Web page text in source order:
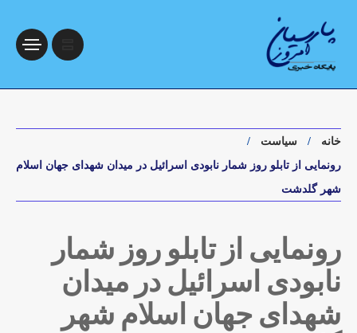
خانه
سیاست
رونمایی از تابلو روز شمار نابودی اسرائیل در میدان شهدای جهان اسلام
شهر گلدشت
رونمایی از تابلو روز شمار
نابودی اسرائیل در میدان
شهدای جهان اسلام شهر